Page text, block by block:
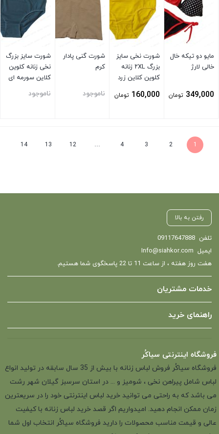
مایو دو تیکه خال
خالی لارژ
349,000 تومان
شورت نخی سایز
بزرگ ۲XL زنانه
کلوین کلاین زرد
160,000 تومان
شورت گنی پادار
کرم
ناموجود
شورت سایز بزرگ
نخی زنانه کلوین
کلاین سورمه ای
ناموجود
1
2
3
4
…
12
13
14
رفتن به بالا
تلفن 09117647888
ایمیل Info@siahkor.com
هفت روز هفته ، از ساعت 11 تا 22 پاسخگوی شما هستیم.
خدمات مشتریان
راهنمای خرید
فروشگاه اینترنتی سیاکُر
فروشگاه سیاکُر فروش لباس زنانه با بیش از 35 سال سابقه در تولید انواع
لباس شامل پیراهن نخی ، شومیز و ... در استان سرسبز گیلان شهر رشت
می باشد که به راحتی می توانید خرید لباس اینترنتی خود را در سریعترین
زمان ممکن انجام دهید. امیدواریم اگر قصد خرید لباس زنانه با کیفیت
عالی و قیمت مناسب محصولات را دارید فروشگاه سیاکُر انتخاب اول شما